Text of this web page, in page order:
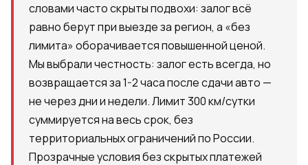
словами часто скрыты подвохи: залог всё
равно берут при выезде за регион, а «без
лимита» оборачивается повышенной ценой.
Мы выбрали честность: залог есть всегда, но
возвращается за 1-2 часа после сдачи авто —
не через дни и недели. Лимит 300 км/сутки
суммируется на весь срок, без
территориальных ограничений по России.
Прозрачные условия без скрытых платежей